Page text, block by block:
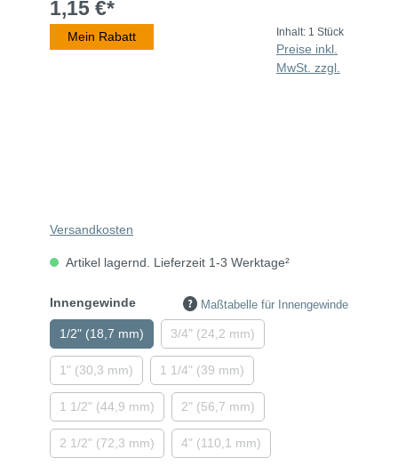
1,15 €*
Mein Rabatt Inhalt: 1 Stück
Preise inkl.
MwSt. zzgl.
Versandkosten
Artikel lagernd. Lieferzeit 1-3 Werktage²
Innengewinde Maßtabelle für Innengewinde
1/2" (18,7 mm) 3/4" (24,2 mm)
1" (30,3 mm) 1 1/4" (39 mm)
1 1/2" (44,9 mm) 2" (56,7 mm)
2 1/2" (72,3 mm) 4" (110,1 mm)